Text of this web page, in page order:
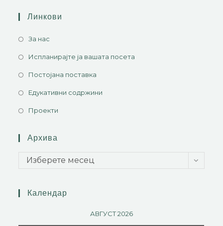
Линкови
За нас
Испланирајте ја вашата посета
Постојана поставка
Едукативни содржини
Проекти
Архива
Изберете месец
Календар
АВГУСТ 2026